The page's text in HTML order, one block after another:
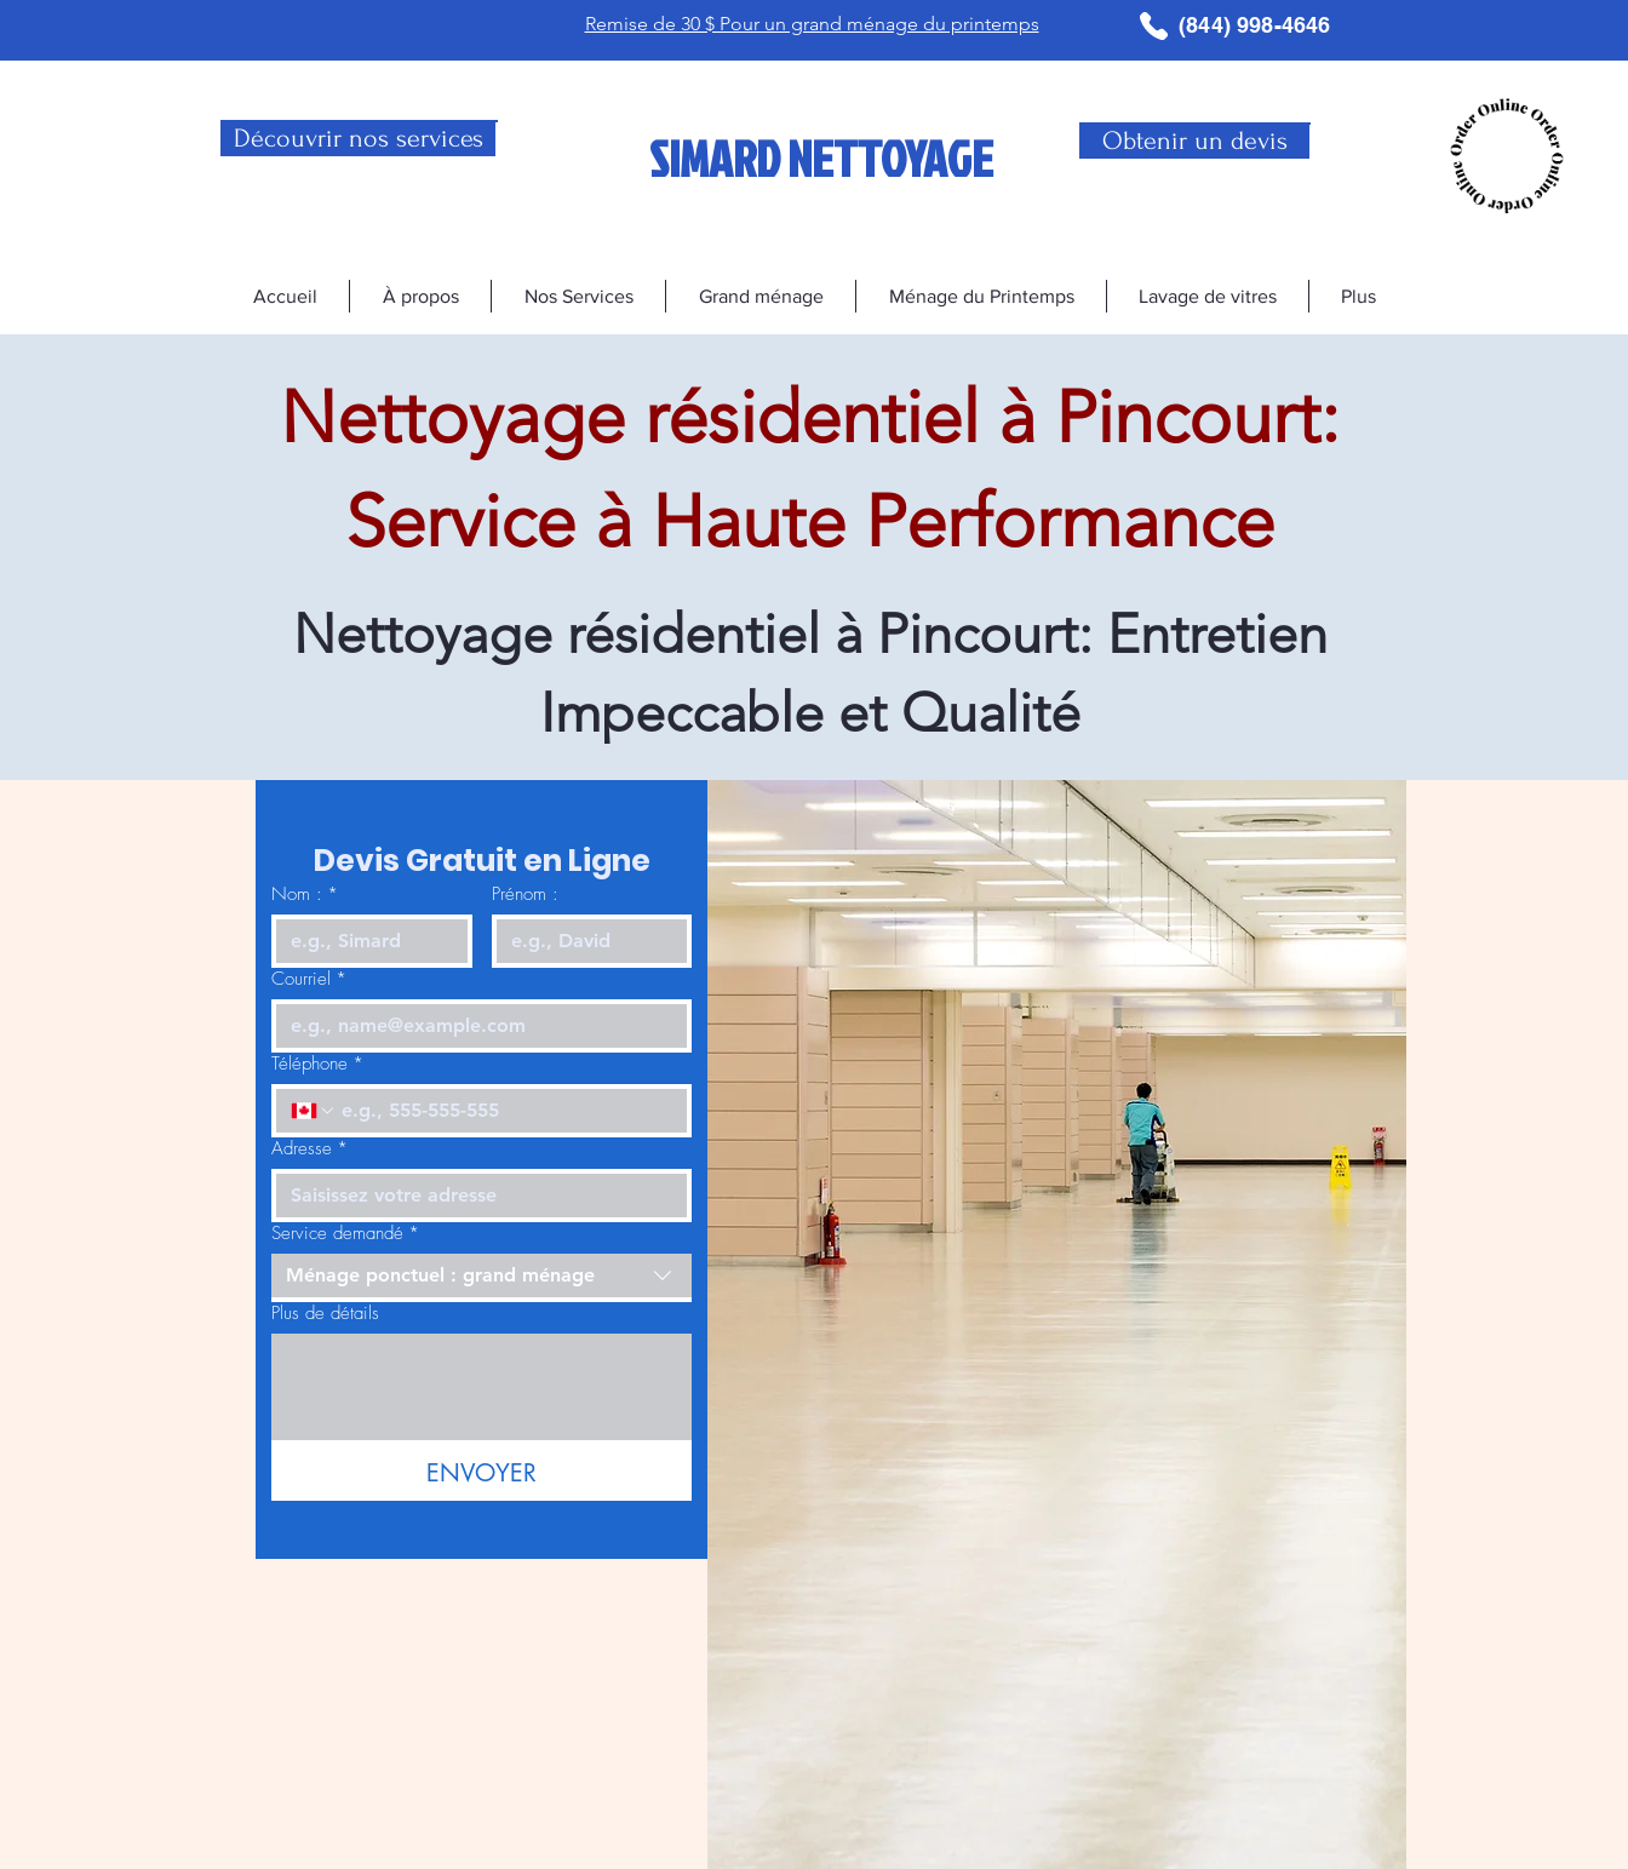
Remise de 30 $ Pour un grand ménage du printemps (844) 998-4646
Découvrir nos services SIMARD NETTOYAGE Obtenir un devis
Accueil À propos Nos Services Grand ménage Ménage du Printemps Lavage de vitres Plus
Nettoyage résidentiel à Pincourt:
Service à Haute Performance
Nettoyage résidentiel à Pincourt: Entretien
Impeccable et Qualité
Devis Gratuit en Ligne
Nom : * Prénom :
Courriel *
Téléphone *
Adresse *
Service demandé *
Ménage ponctuel : grand ménage
Plus de détails
ENVOYER